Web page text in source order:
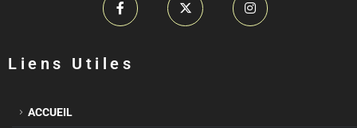
Liens Utiles
ACCUEIL